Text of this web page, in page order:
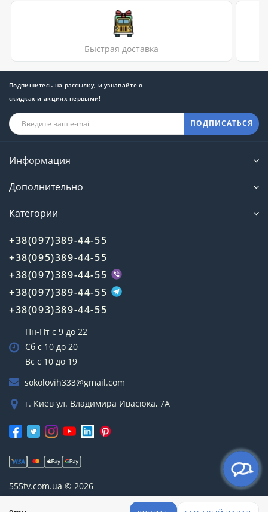
Быстрая доставка
Подпишитесь на рассылку, и узнавайте о
скидках и акциях первыми!
ПОДПИСАТЬСЯ
Информация
Дополнительно
Категории
+38(097)389-44-55
+38(095)389-44-55
+38(097)389-44-55
+38(097)389-44-55
+38(093)389-44-55
Пн-Пт с 9 до 22
Сб с 10 до 20
Вс с 10 до 19
sokolovih333@gmail.com
г. Киев ул. Владимира Ивасюка, 7А
555tv.com.ua © 2026